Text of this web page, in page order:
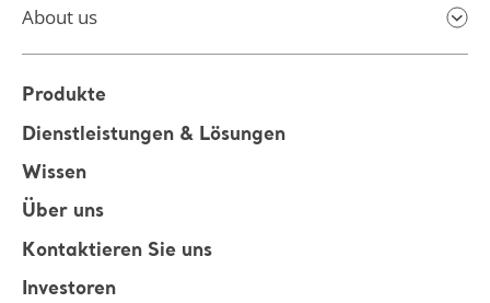
About us
Produkte
Dienstleistungen & Lösungen
Wissen
Über uns
Kontaktieren Sie uns
Investoren